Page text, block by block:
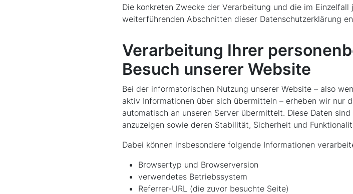
Die konkreten Zwecke der Verarbeitung und die im
weiterführenden Abschnitten dieser Datenschutzerklärung
Verarbeitung Ihrer
Besuch unserer Website
Bei der informatorischen Nutzung unserer Website – also
aktiv Informationen über sich übermitteln – erheben wir nur
automatisch an unseren Server übermittelt. Diese Daten
anzuzeigen sowie deren Stabilität, Sicherheit und
Dabei können insbesondere folgende Informationen
Browsertyp und Browserversion
verwendetes Betriebssystem
Referrer-URL (die zuvor besuchte Seite)